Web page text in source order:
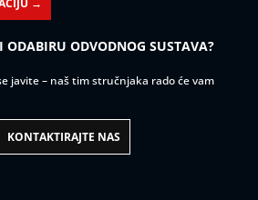
→
ODABIRU ODVODNOG SUSTAVA?
javite – naš tim stručnjaka rado će vam
KONTAKTIRAJTE NAS